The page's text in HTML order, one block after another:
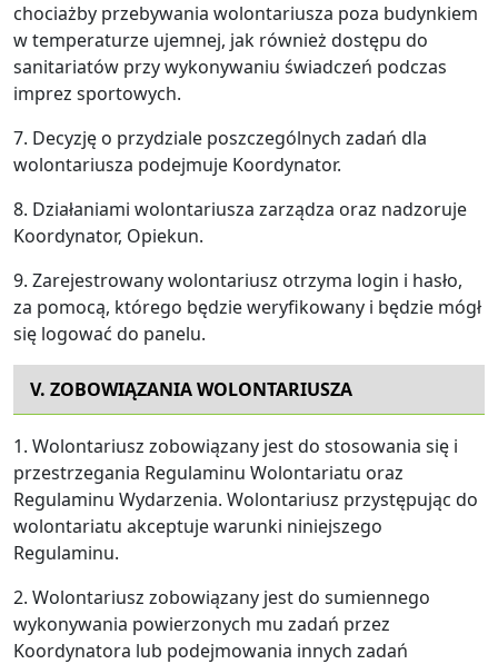
chociażby przebywania wolontariusza poza budynkiem
w temperaturze ujemnej, jak również dostępu do
sanitariatów przy wykonywaniu świadczeń podczas
imprez sportowych.
7. Decyzję o przydziale poszczególnych zadań dla
wolontariusza podejmuje Koordynator.
8. Działaniami wolontariusza zarządza oraz nadzoruje
Koordynator, Opiekun.
9. Zarejestrowany wolontariusz otrzyma login i hasło,
za pomocą, którego będzie weryfikowany i będzie mógł
się logować do panelu.
V. ZOBOWIĄZANIA WOLONTARIUSZA
1. Wolontariusz zobowiązany jest do stosowania się i
przestrzegania Regulaminu Wolontariatu oraz
Regulaminu Wydarzenia. Wolontariusz przystępując do
wolontariatu akceptuje warunki niniejszego
Regulaminu.
2. Wolontariusz zobowiązany jest do sumiennego
wykonywania powierzonych mu zadań przez
Koordynatora lub podejmowania innych zadań